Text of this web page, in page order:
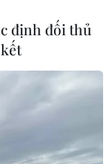
định đối thủ